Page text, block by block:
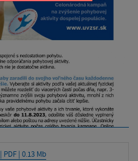
| PDF | 0.13 Mb